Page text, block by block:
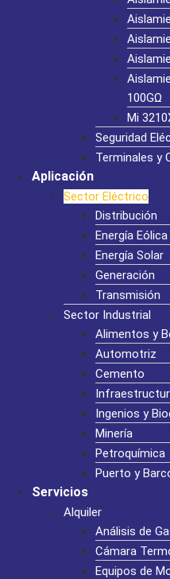
100GΩ
Mi
Seguridad
Terminales y
Aplicación
Sector Eléctrico
Distribución
Energía Eólica
Energía Solar
Generación
Transmisión
Sector Industrial
Alimentos y
Automotriz
Cemento
Ingenios y
Minería
Petroquímica
Puerto y
Servicios
Alquiler
Análisis de
Cámara
Equipos de